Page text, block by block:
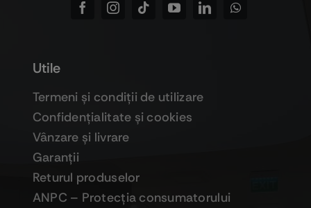
Utile
Termeni şi condiţii de utilizare
Confidenţialitate şi cookies
Vânzare şi livrare
Garanţii
Returul produselor
ANPC – Protecţia consumatorului